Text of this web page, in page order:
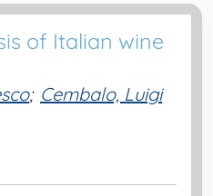
of Italian wine
; Cembalo, Luigi